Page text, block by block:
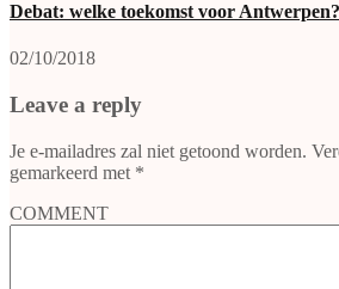
Debat: welke toekomst voor Antwerpen?
02/10/2018
Leave a reply
Je e-mailadres zal niet getoond worden.
gemarkeerd met *
COMMENT